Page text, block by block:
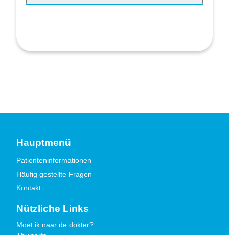
Hauptmenü
Patienteninformationen
Häufig gestellte Fragen
Kontakt
Nützliche Links
Moet ik naar de dokter?